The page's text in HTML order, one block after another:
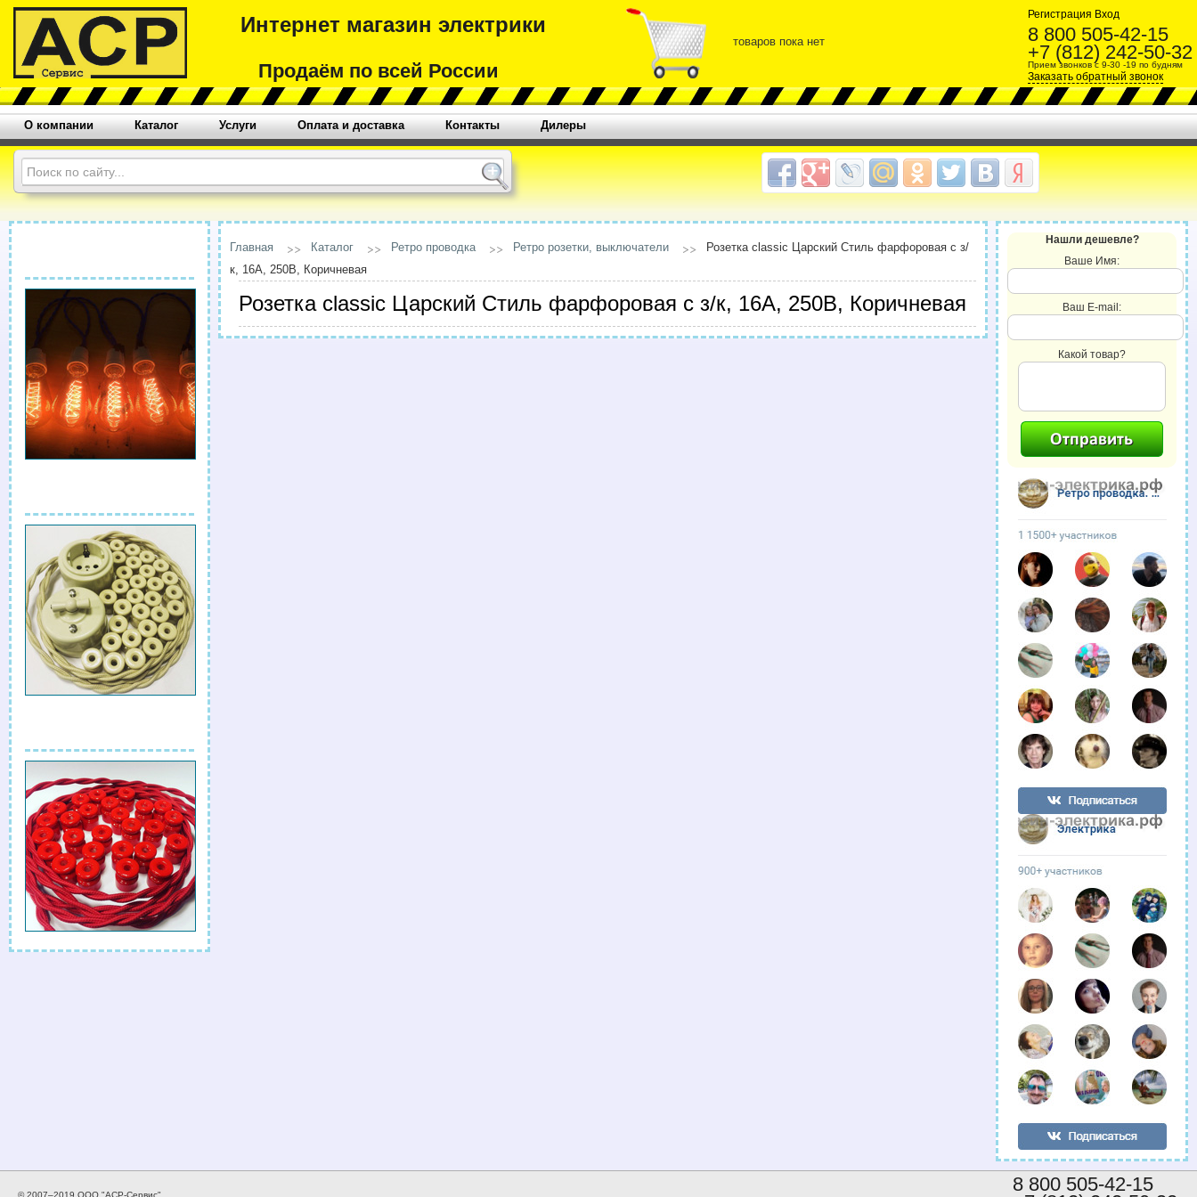
Интернет магазин электрики
Продаём по всей России
Регистрация Вход
8 800 505-42-15
+7 (812) 242-50-32
Прием звонков с 9-30 -19 по будням
Заказать обратный звонок
товаров пока нет
О компании Каталог Услуги Оплата и доставка Контакты Дилеры
Нашли дешевле?
Ваше Имя:
Ваш E-mail:
Какой товар?
Главная Каталог Ретро проводка Ретро розетки, выключатели
Розетка classic Царский Стиль фарфоровая с з/
к, 16А, 250В, Коричневая
Розетка classic Царский Стиль фарфоровая с з/к, 16А, 250В, Коричневая
8 800 505-42-15
© 2007–2019 ООО "АСР-Сервис".